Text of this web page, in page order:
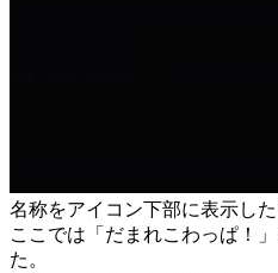
名称をアイコン下部に表示し
ここでは「だまれこわっぱ！
た。